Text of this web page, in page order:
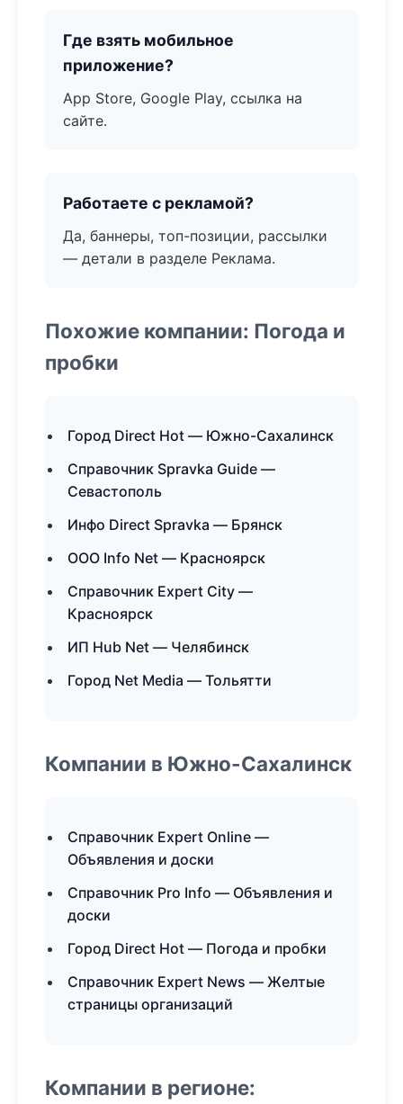
Где взять мобильное
приложение?
App Store, Google Play, ссылка на
сайте.
Работаете с рекламой?
Да, баннеры, топ-позиции, рассылки
— детали в разделе Реклама.
Похожие компании: Погода и
пробки
Город Direct Hot — Южно-Сахалинск
Справочник Spravka Guide —
Севастополь
Инфо Direct Spravka — Брянск
ООО Info Net — Красноярск
Справочник Expert City —
Красноярск
ИП Hub Net — Челябинск
Город Net Media — Тольятти
Компании в Южно-Сахалинск
Справочник Expert Online —
Объявления и доски
Справочник Pro Info — Объявления и
доски
Город Direct Hot — Погода и пробки
Справочник Expert News — Желтые
страницы организаций
Компании в регионе: